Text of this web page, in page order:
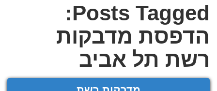
Posts Tagged:
הדפסת מדבקות
רשת תל אביב